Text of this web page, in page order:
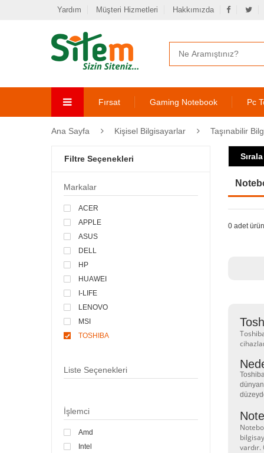
Yardım Müşteri Hizmetleri Hakkımızda
Fırsat Gaming Notebook Pc
Ana Sayfa Kişisel Bilgisayarlar Taşınabilir
Filtre Seçenekleri
Markalar
ACER
APPLE
ASUS
DELL
HP
HUAWEI
I-LIFE
LENOVO
MSI
TOSHIBA
Liste Seçenekleri
İşlemci
Amd
Intel
Sırala
0 adet